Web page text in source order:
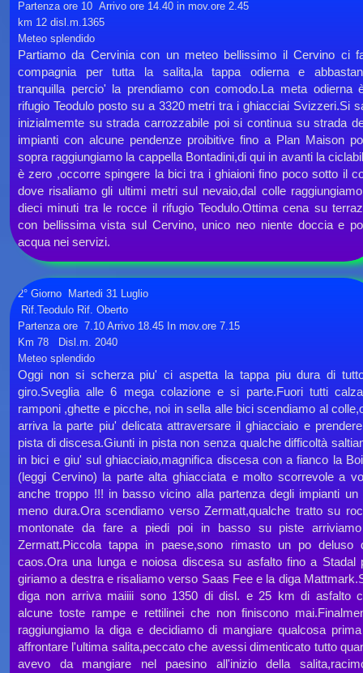
Partenza ore 10 Arrivo ore 14.40 in mov.ore 2.45
km 12 disl.m.1365
Meteo splendido
Partiamo da Cervinia con un meteo bellissimo il Cervino ci
compagnia per tutta la salita,la tappa odierna e
tranquilla percio' la prendiamo con comodo.La meta odierna
rifugio Teodulo posto su a 3320 metri tra i ghiacciai Svizzeri.Si
inizialmemte su strada carrozzabile poi si continua su strada
impianti con alcune pendenze proibitive fino a Plan Maison
sopra raggiungiamo la cappella Bontadini,di qui in avanti la
è zero ,occorre spingere la bici tra i ghiaioni fino poco sotto il
dove risaliamo gli ultimi metri sul nevaio,dal colle
dieci minuti tra le rocce il rifugio Teodulo.Ottima cena su
con bellissima vista sul Cervino, unico neo niente doccia e
acqua nei servizi.
2° Giorno Martedi 31 Luglio
Rif.Teodulo Rif. Oberto
Partenza ore 7.10 Arrivo 18.45 In mov.ore 7.15
Km 78 Disl.m. 2040
Meteo splendido
Oggi non si scherza piu' ci aspetta la tappa piu dura di
giro.Sveglia alle 6 mega colazione e si parte.Fuori tutti
ramponi ,ghette e picche, noi in sella alle bici scendiamo al
arriva la parte piu' delicata attraversare il ghiacciaio e
pista di discesa.Giunti in pista non senza qualche difficoltà
in bici e giu' sul ghiacciaio,magnifica discesa con a fianco la
(leggi Cervino) la parte alta ghiacciata e molto scorrevole a
anche troppo !!! in basso vicino alla partenza degli impianti un
meno dura.Ora scendiamo verso Zermatt,qualche tratto su
montonate da fare a piedi poi in basso su piste
Zermatt.Piccola tappa in paese,sono rimasto un po deluso
caos.Ora una lunga e noiosa discesa su asfalto fino a Stadal
giriamo a destra e risaliamo verso Saas Fee e la diga
diga non arriva maiiii sono 1350 di disl. e 25 km di asfalto
alcune toste rampe e rettilinei che non finiscono
raggiungiamo la diga e decidiamo di mangiare qualcosa
affrontare l'ultima salita,peccato che avessi dimenticato tutto
avevo da mangiare nel paesino all'inizio della